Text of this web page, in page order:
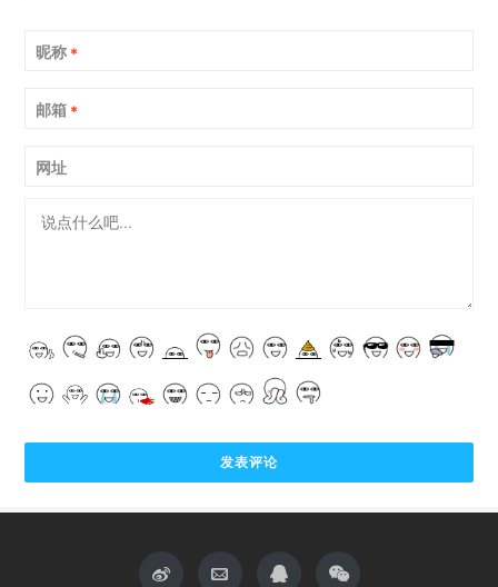
昵称 *
邮箱 *
网址